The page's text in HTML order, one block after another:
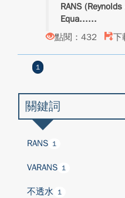
RANS
Equa...
點閱：432
下
1
關鍵詞
RANS 1
VARANS 1
不透水 1